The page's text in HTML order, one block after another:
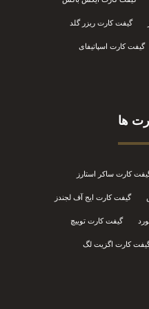
گیفت کارت ریزر گلد
گیفت کارت اسپاتیفای
ها
کارت ساکر استارز
گیفت کارت ایج آف لجندز
گیفت کارت توییچ
کارت اگزیت لگ